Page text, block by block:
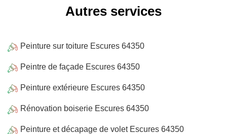
Autres services
Peinture sur toiture Escures 64350
Peintre de façade Escures 64350
Peinture extérieure Escures 64350
Rénovation boiserie Escures 64350
Peinture et décapage de volet Escures 64350